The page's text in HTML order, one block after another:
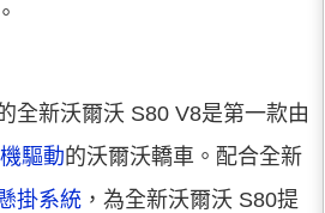
全新沃爾沃 S80 V8是第一款由
驅動的沃爾沃轎車。配合全新
掛系統 ，為全新沃爾沃 S80提